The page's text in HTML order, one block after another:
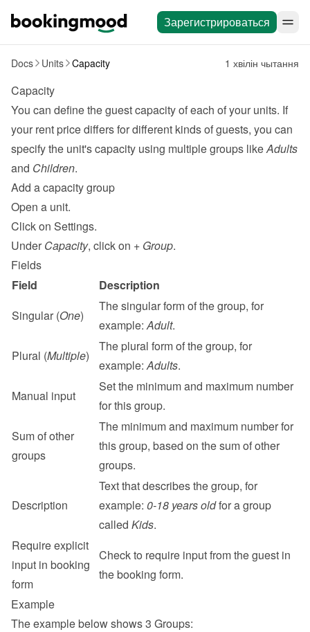
Зарегистрироваться
Docs Units Capacity 1 хвілін чытання
Capacity
You can define the guest capacity of each of your units. If
your rent price differs for different kinds of guests, you can
specify the unit's capacity using multiple groups like Adults
and Children.
Add a capacity group
Open a unit.
Click on Settings.
Under Capacity, click on + Group.
Fields
Field
Description
Singular (One)
The singular form of the group, for
example: Adult.
Plural (Multiple)
The plural form of the group, for
example: Adults.
Manual input
Set the minimum and maximum number
for this group.
Sum of other
groups
The minimum and maximum number for
this group, based on the sum of other
groups.
Description
Text that describes the group, for
example: 0-18 years old for a group
called Kids.
Require explicit
input in booking
form
Check to require input from the guest in
the booking form.
Example
The example below shows 3 Groups: